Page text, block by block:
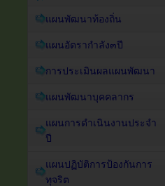
แผนพัฒนาท้องถิ่น
แผนอัตรากำลัง๓ปี
การประเมินผลแผนพัฒนา
แผนพัฒนาบุคคลากร
แผนการดำเนินงานประจำ
ปี
แผนปฏิบัติการป้องกันการ
ทุจริต